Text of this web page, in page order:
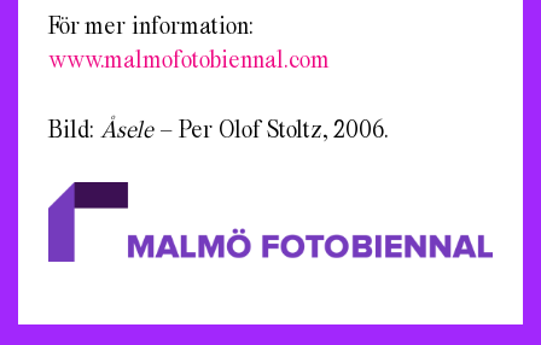
För mer information:
www.malmofotobiennal.com
Bild: Åsele– Per Olof Stoltz, 2006.